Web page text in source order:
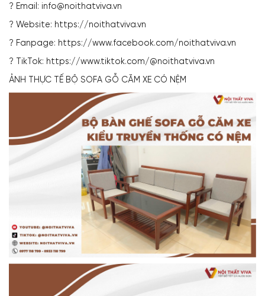
? Email: info@noithatviva.vn
? Website: https://noithatviva.vn
? Fanpage: https://www.facebook.com/noithatviva.vn
? TikTok: https://www.tiktok.com/@noithatviva.vn
ẢNH THỰC TẾ BỘ SOFA GỖ CĂM XE CÓ NỆM